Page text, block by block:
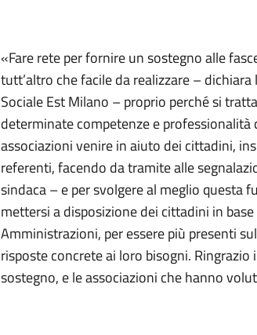
«Fare rete per fornire un sostegno alle
tutt’altro che facile da realizzare – dichiara
Sociale Est Milano – proprio perché si
determinate competenze e
associazioni venire in aiuto dei cittadini,
referenti, facendo da tramite alle
sindaca – e per svolgere al meglio questa
mettersi a disposizione dei cittadini in
Amministrazioni, per essere più presenti
risposte concrete ai loro bisogni.
sostegno, e le associazioni che hanno